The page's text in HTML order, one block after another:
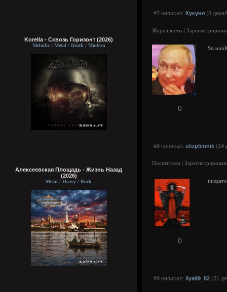
Korella - Сквозь Горизонт (2026)
Melodic / Metal / Death / Modern
Алексеевская Площадь - Жизнь Назад
(2026)
Metal / Heavy / Rock
#7 написал: Кукуня (8
Журналисты |
0
#8 написал: utoplennik (14
Посетители |
пиздато
0
#9 написал: ilya99_82 (31